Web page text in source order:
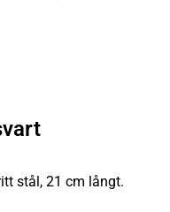
stål, 21 cm långt.